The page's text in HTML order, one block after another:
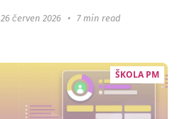
2026 trh nabízí desítky
26 červen 2026 • 7 min read
ŠKOLA PM